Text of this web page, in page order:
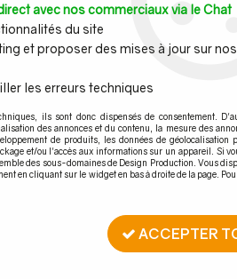
Espace PRO
Câble inox &
filet inox
pour
garde-
avec nos commerciaux via le Chat
du site
et proposer des mises à jour sur nos
les erreurs techniques
ils sont donc dispensés de consentement.
des annonces et du contenu, la mesure des
de produits, les données de géolocalisation
et/ou l'accès aux informations sur un appareil. Si
des sous-domaines de Design Production. Vous
en cliquant sur le widget en bas à droite de la page.
ACCEPTER